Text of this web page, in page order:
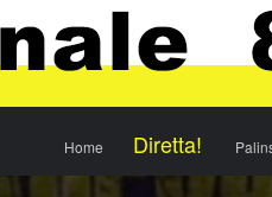
Home Diretta!